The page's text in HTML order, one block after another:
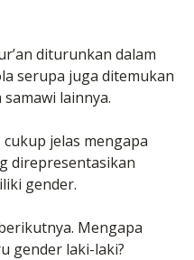
diturunkan dalam
serupa juga ditemukan
lainnya.
jelas mengapa
direpresentasikan
gender.
Mengapa
gender laki-laki?